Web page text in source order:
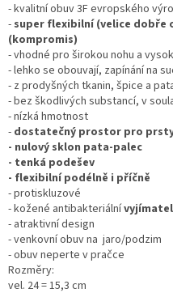
- kvalitní obuv 3F evropského
- super flexibilní (velice dobře
(kompromis)
- vhodné pro širokou nohu a
- lehko se obouvají, zapínání na
- z prodyšných tkanin, špice a
- bez škodlivých substancí, v
- nízká hmotnost
- dostatečný prostor pro
- nulový sklon pata-palec
- tenká podešev
- flexibilní podélně i příčně
- protiskluzové
- kožené antibakteriální
- atraktivní design
- venkovní obuv na jaro/podzim
- obuv neperte v pračce
Rozměry:
vel. 24 = 15,3 cm